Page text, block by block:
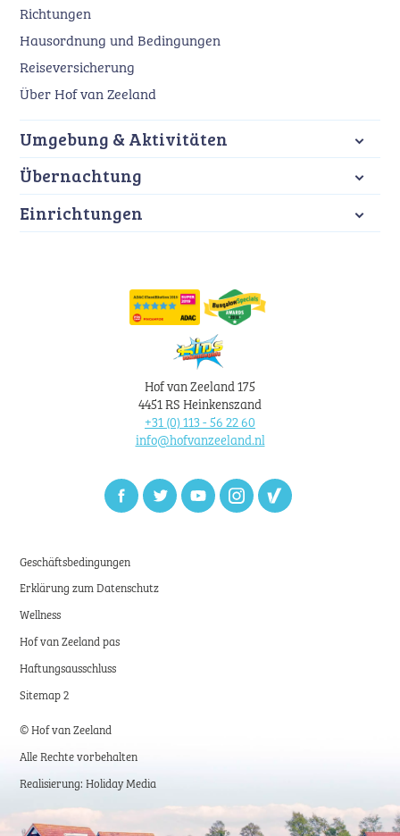
Richtungen
Hausordnung und Bedingungen
Reiseversicherung
Über Hof van Zeeland
Umgebung & Aktivitäten
Schwimmbad Stelleplas
Omnium Schwimmbad
Restaurant Brasserie
Marstrand Kreuzfahrten
Kanoa
Berkenhof Tropical Zoo
Klettergarten Zeeuwse Helden
Übernachtung
Crocus - 4 personen
Iris - 6 personen
Orchis Comfort - 6 personen
Iris Wellness - 4 personen
Orchis Wellness - 6 personen
Lotus - 8 personen
Narcis - 10 personen
Einrichtungen
Schwimmbad
Spielplatz
Fischteich
Restaurant Brasserie Stelleplas
Lageplan
Hof van Zeeland 175
4451 RS Heinkenszand
+31 (0) 113 - 56 22 60
info@hofvanzeeland.nl
Geschäftsbedingungen
Erklärung zum Datenschutz
Wellness
Hof van Zeeland pas
Haftungsausschluss
Sitemap 2
© Hof van Zeeland
Alle Rechte vorbehalten
Realisierung: Holiday Media